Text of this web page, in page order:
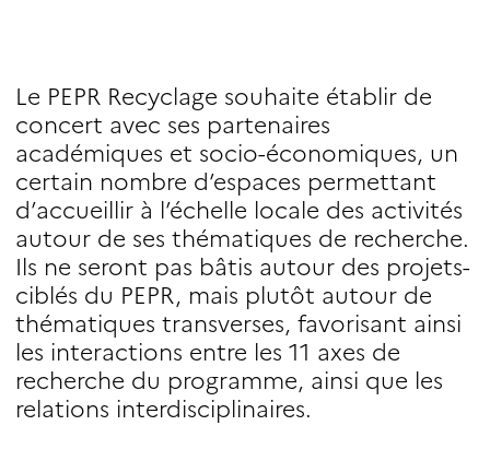
Le PEPR Recyclage souhaite établir de
concert avec ses partenaires
académiques et socio-économiques, un
certain nombre d’espaces permettant
d’accueillir à l’échelle locale des activités
autour de ses thématiques de recherche.
Ils ne seront pas bâtis autour des projets-
ciblés du PEPR, mais plutôt autour de
thématiques transverses, favorisant ainsi
les interactions entre les 11 axes de
recherche du programme, ainsi que les
relations interdisciplinaires.